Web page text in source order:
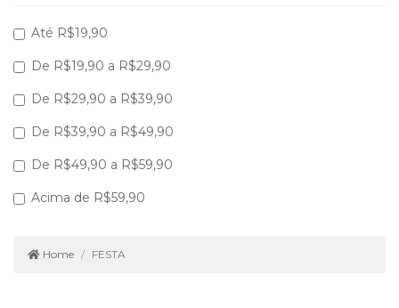
Até R$19,90
De R$19,90 a R$29,90
De R$29,90 a R$39,90
De R$39,90 a R$49,90
De R$49,90 a R$59,90
Acima de R$59,90
Home FESTA